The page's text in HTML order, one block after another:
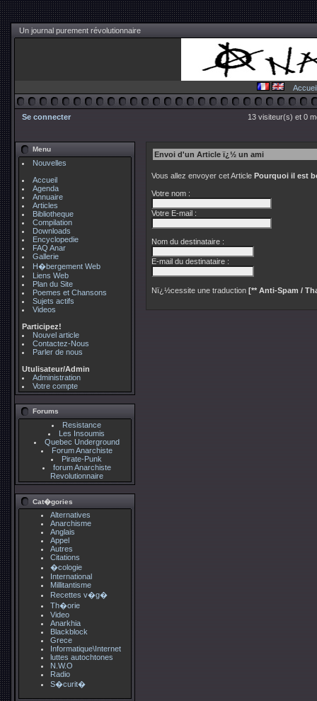
Un journal purement révolutionnaire
Accueil
Se connecter 13 visiteur(s) et 0
Menu
Nouvelles
Accueil
Agenda
Annuaire
Articles
Bibliotheque
Compilation
Downloads
Encyclopedie
FAQ Anar
Gallerie
H�bergement Web
Liens Web
Plan du Site
Poemes et Chansons
Sujets actifs
Videos
Participez!
Nouvel article
Contactez-Nous
Parler de nous
Utulisateur/Admin
Administration
Votre compte
Forums
Resistance
Les Insoumis
Quebec Underground
Forum Anarchiste
Pirate-Punk
forum Anarchiste
Revolutionnaire
Cat�gories
Alternatives
Anarchisme
Anglais
Appel
Autres
Citations
�cologie
International
Millitantisme
Recettes v�g�
Th�orie
Video
Anarkhia
Blackblock
Grece
Informatique\Internet
luttes autochtones
N.W.O
Radio
S�curit�
Envoi d'un Article ï¿½ un ami
Vous allez envoyer cet Article Pourquoi il est
Votre nom :
Votre E-mail :
Nom du destinataire :
E-mail du destinataire :
Nï¿½cessite une traduction [** Anti-Spam /